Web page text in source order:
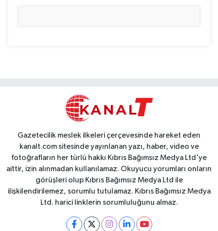
Gazetecilik meslek ilkeleri çerçevesinde hareket eden
kanalt.com sitesinde yayınlanan yazı, haber, video ve
fotoğrafların her türlü hakkı Kıbrıs Bağımsız Medya Ltd'ye
aittir, izin alınmadan kullanılamaz. Okuyucu yorumları onların
görüşleri olup Kıbrıs Bağımsız Medya Ltd ile
ilişkilendirilemez, sorumlu tutulamaz. Kıbrıs Bağımsız Medya
Ltd. harici linklerin sorumluluğunu almaz.